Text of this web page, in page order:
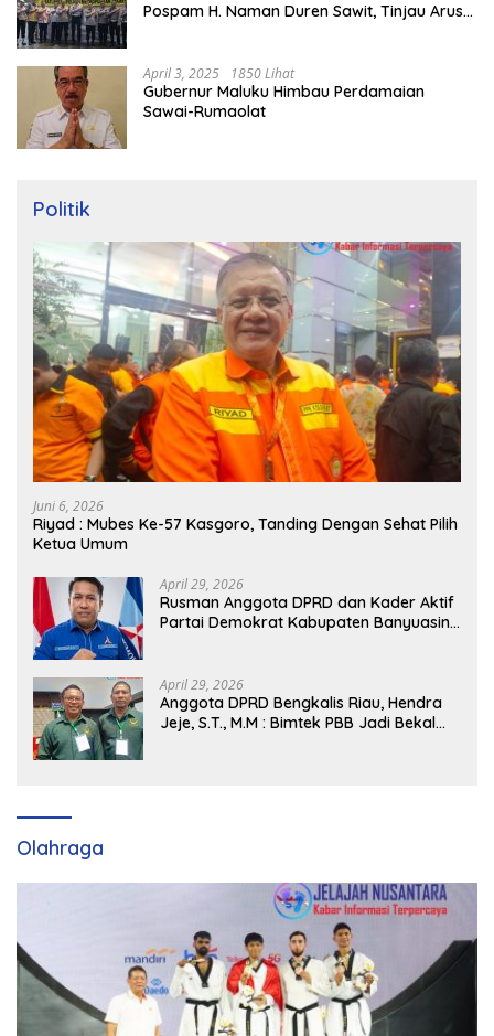
Pospam H. Naman Duren Sawit, Tinjau Arus
April 3, 2025 1850 Lihat
Gubernur Maluku Himbau Perdamaian
Sawai-Rumaolat
Politik
Juni 6, 2026
Riyad : Mubes Ke-57 Kasgoro, Tanding Dengan Sehat Pilih
Ketua Umum
April 29, 2026
Rusman Anggota DPRD dan Kader Aktif
Partai Demokrat Kabupaten Banyuasin
April 29, 2026
Anggota DPRD Bengkalis Riau, Hendra
Jeje, S.T., M.M : Bimtek PBB Jadi Bekal
Olahraga